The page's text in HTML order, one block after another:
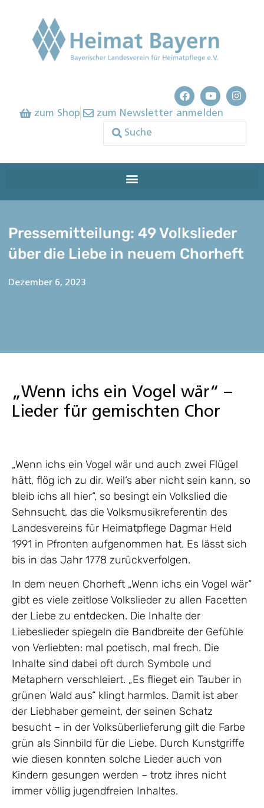
zum Shop zum Newsletter anmelden
Pressemitteilung: 49 Volkslieder
über die Liebe in neuem Chorheft
Dezember 6, 2023
„Wenn ichs ein Vogel wär“ –
Lieder für gemischten Chor
„Wenn ichs ein Vogel wär und auch zwei Flügel
hätt, flög ich zu dir. Weil‘s aber nicht sein kann, so
bleib ichs all hier“, so besingt ein Volkslied die
Sehnsucht, das die Volksmusikreferentin des
Landesvereins für Heimatpflege Dagmar Held
1991 in Pfronten aufgenommen hat. Es lässt sich
bis in das Jahr 1778 zurückverfolgen.
In dem neuen Chorheft „Wenn ichs ein Vogel wär“
gibt es viele zeitlose Volkslieder zu allen Facetten
der Liebe zu entdecken. Die Inhalte der
Liebeslieder spiegeln die Bandbreite der Gefühle
von Verliebten: mal poetisch, mal frech. Die
Inhalte sind dabei oft durch Symbole und
Metaphern verschleiert. „Es flieget ein Tauber in
grünen Wald aus“ klingt harmlos. Damit ist aber
der Liebhaber gemeint, der seinen Schatz
besucht – in der Volksüberlieferung gilt die Farbe
grün als Sinnbild für die Liebe. Durch Kunstgriffe
wie diesen konnten solche Lieder auch von
Kindern gesungen werden – trotz ihres nicht
immer völlig jugendfreien Inhaltes.